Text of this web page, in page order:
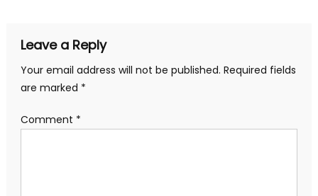
Leave a Reply
Your email address will not be published. Required fields
are marked *
Comment *